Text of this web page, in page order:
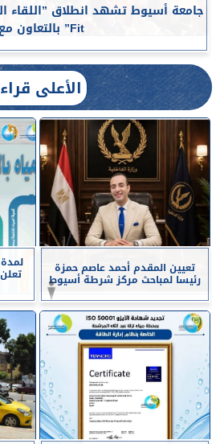
Fit” بالتعاون مع...
الأعلى
تعيين المقدم أحمد عاصم حمزة
رئيسا لمباحث مركز شرطة أسيوط